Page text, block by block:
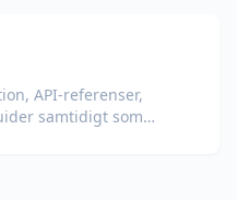
API-referenser,
samtidigt som